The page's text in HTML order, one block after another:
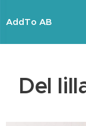
AddTo AB
Del